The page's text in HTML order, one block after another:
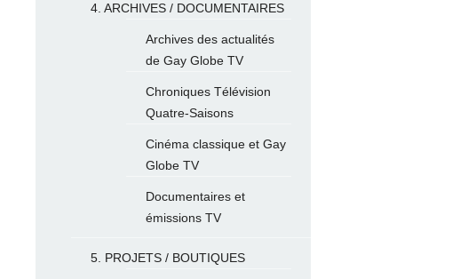
4. ARCHIVES / DOCUMENTAIRES
Archives des actualités
de Gay Globe TV
Chroniques Télévision
Quatre-Saisons
Cinéma classique et Gay
Globe TV
Documentaires et
émissions TV
5. PROJETS / BOUTIQUES